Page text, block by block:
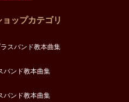
ップカテゴリ
スバンド教本曲集
バンド教本曲集
バンド教本曲集